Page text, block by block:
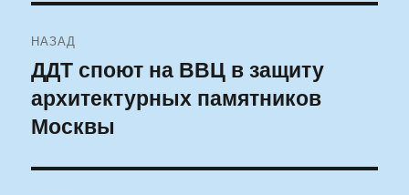
по
записям
НАЗАД
Предыдущая
запись:
ДДТ споют на ВВЦ в защиту
архитектурных памятников
Москвы